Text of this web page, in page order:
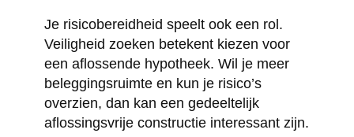
Je risicobereidheid speelt ook een rol.
Veiligheid zoeken betekent kiezen voor
een aflossende hypotheek. Wil je meer
beleggingsruimte en kun je risico’s
overzien, dan kan een gedeeltelijk
aflossingsvrije constructie interessant zijn.